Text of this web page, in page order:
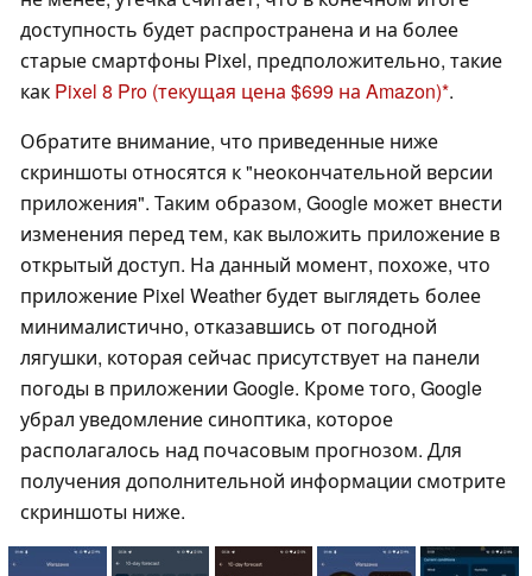
доступность будет распространена и на более
старые смартфоны Pixel, предположительно, такие
как Pixel 8 Pro (текущая цена $699 на Amazon) .
Обратите внимание, что приведенные ниже
скриншоты относятся к "неокончательной версии
приложения". Таким образом, Google может внести
изменения перед тем, как выложить приложение в
открытый доступ. На данный момент, похоже, что
приложение Pixel Weather будет выглядеть более
минималистично, отказавшись от погодной
лягушки, которая сейчас присутствует на панели
погоды в приложении Google. Кроме того, Google
убрал уведомление синоптика, которое
располагалось над почасовым прогнозом. Для
получения дополнительной информации смотрите
скриншоты ниже.